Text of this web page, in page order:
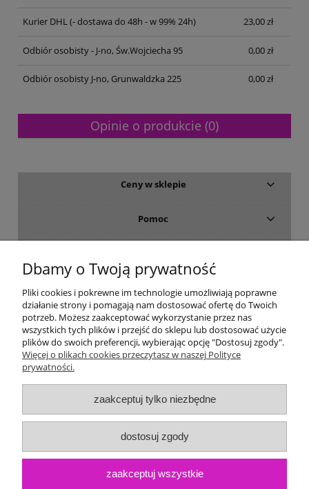
Kurier DHL(- dostawa do 48h - w 99% 24h) 23,00 zł
Odbiór osobisty - J-no, Św.Wojciecha 95 0,00 zł
Odbiór osobisty J-no, Grunwaldzka 225 0,00 zł
Opinie o produkcie (0)
Ceny w sklepie
Pomoc
Moje konto
Gwarancja i zwroty
O firmie
Dbamy o Twoją prywatność
Pliki cookies i pokrewne im technologie umożliwiają poprawne
działanie strony i pomagają nam dostosować ofertę do Twoich
potrzeb. Możesz zaakceptować wykorzystanie przez nas
wszystkich tych plików i przejść do sklepu lub dostosować użycie
plików do swoich preferencji, wybierając opcję "Dostosuj zgody".
Więcej o plikach cookies przeczytasz w naszej Polityce
prywatności.
zaakceptuj tylko niezbędne
dostosuj zgody
zaakceptuj wszystkie